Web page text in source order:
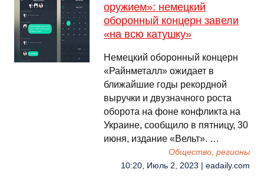
оружием»: немецкий
оборонный концерн завели
«на всю катушку»
Немецкий оборонный концерн
«Райнметалл» ожидает в
ближайшие годы рекордной
выручки и двузначного роста
оборота на фоне конфликта на
Украине, сообщило в пятницу, 30
июня, издание «Вельт». …
Общество, регионы
10:20, Июль 2, 2023 | eadaily.com